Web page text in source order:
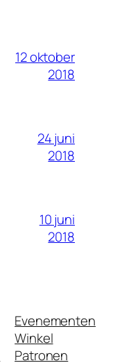
12 oktober
2018
24 juni
2018
10 juni
2018
Evenementen
Winkel
Patronen